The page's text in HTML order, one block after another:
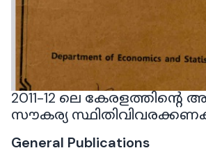
2011-12 ലെ കേരളത്തിൻ്റെ
സൗകര്യ
General Publications